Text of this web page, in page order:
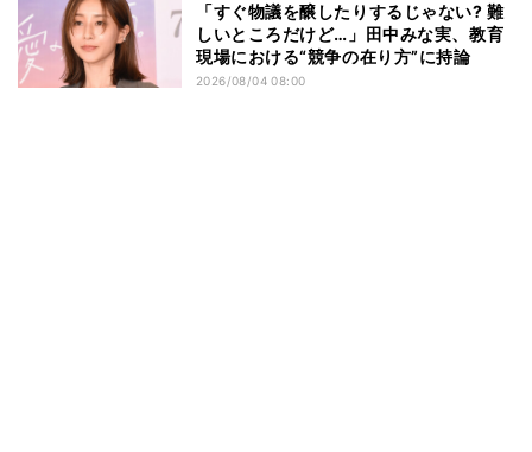
「すぐ物議を醸したりするじゃない? 難
しいところだけど…」田中みな実、教育
現場における“競争の在り方”に持論
2026/08/04 08:00